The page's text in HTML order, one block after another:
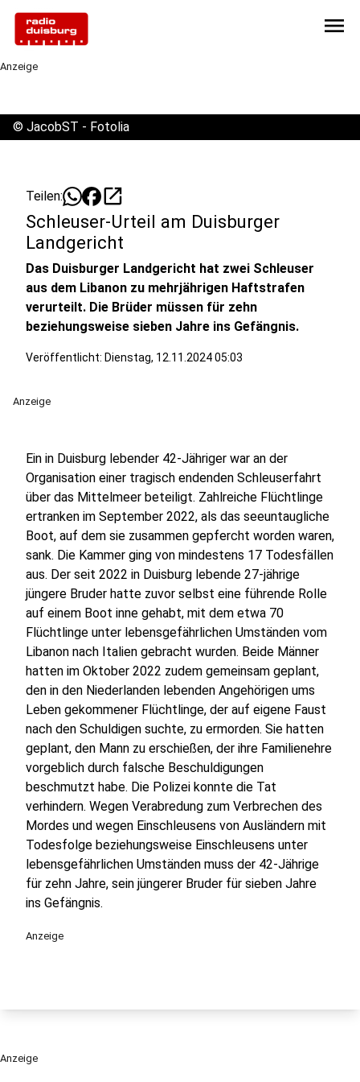
menu
Anzeige
© JacobST - Fotolia
Teilen: open_in_new
Schleuser-Urteil am Duisburger
Landgericht
Das Duisburger Landgericht hat zwei Schleuser
aus dem Libanon zu mehrjährigen Haftstrafen
verurteilt. Die Brüder müssen für zehn
beziehungsweise sieben Jahre ins Gefängnis.
Veröffentlicht: Dienstag, 12.11.2024 05:03
Anzeige
Ein in Duisburg lebender 42-Jähriger war an der
Organisation einer tragisch endenden Schleuserfahrt
über das Mittelmeer beteiligt. Zahlreiche Flüchtlinge
ertranken im September 2022, als das seeuntaugliche
Boot, auf dem sie zusammen gepfercht worden waren,
sank. Die Kammer ging von mindestens 17 Todesfällen
aus. Der seit 2022 in Duisburg lebende 27-jährige
jüngere Bruder hatte zuvor selbst eine führende Rolle
auf einem Boot inne gehabt, mit dem etwa 70
Flüchtlinge unter lebensgefährlichen Umständen vom
Libanon nach Italien gebracht wurden. Beide Männer
hatten im Oktober 2022 zudem gemeinsam geplant,
den in den Niederlanden lebenden Angehörigen ums
Leben gekommener Flüchtlinge, der auf eigene Faust
nach den Schuldigen suchte, zu ermorden. Sie hatten
geplant, den Mann zu erschießen, der ihre Familienehre
vorgeblich durch falsche Beschuldigungen
beschmutzt habe. Die Polizei konnte die Tat
verhindern. Wegen Verabredung zum Verbrechen des
Mordes und wegen Einschleusens von Ausländern mit
Todesfolge beziehungsweise Einschleusens unter
lebensgefährlichen Umständen muss der 42-Jährige
für zehn Jahre, sein jüngerer Bruder für sieben Jahre
ins Gefängnis.
Anzeige
Anzeige